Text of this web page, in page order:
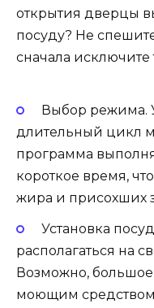
открытия дверцы
посуду? Не
сначала
Выбор режима.
длительный цикл
программа
короткое время,
жира и присохших
Установка
располагаться на
Возможно,
моющим средством